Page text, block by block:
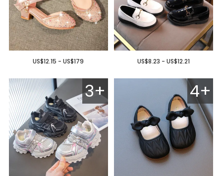
US$8.23 - US$12.21
US$12.15 - US$179
4+
3+